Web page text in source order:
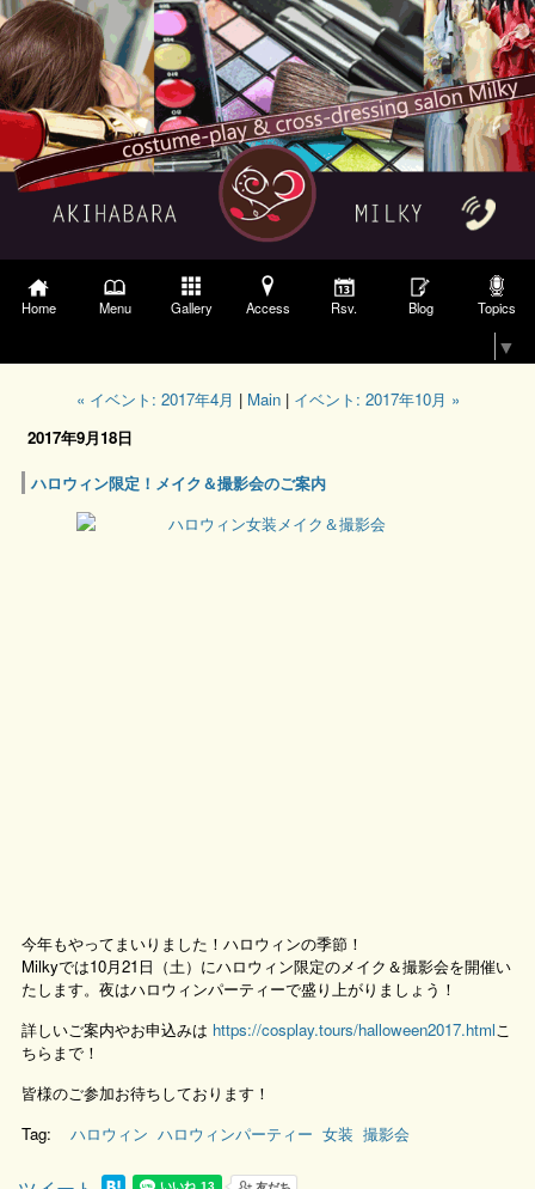
Home Menu Gallery Access Rsv. Blog Topics
▼
« イベント: 2017年4月 | Main| イベント: 2017年10月 »
2017年9月18日
ハロウィン限定！メイク＆撮影会のご案内
今年もやってまいりました！ハロウィンの季節！
Milkyでは10月21日（土）にハロウィン限定のメイク＆撮影会を開催い
たします。夜はハロウィンパーティーで盛り上がりましょう！
詳しいご案内やお申込みは https://cosplay.tours/halloween2017.htmlこ
ちらまで！
皆様のご参加お待ちしております！
Tag:
ハロウィン ハロウィンパーティー 女装 撮影会